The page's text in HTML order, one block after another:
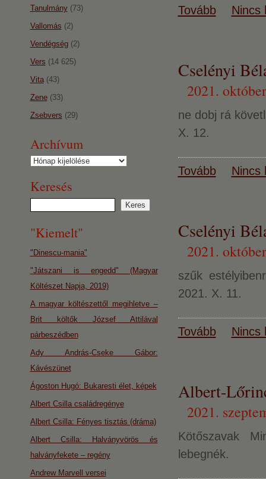
Tovább Nincs
Cselényi
2021.
ne dobj rá
X. 12.
Tovább Nincs
Cselényi
2021.
szűk
2021. X. 11.
Tovább Nincs
Albert-
2021.
Kötőszavak
lebegnék.
Tanulmány(73)
Vallomás (2)
Vendégség(2)
Vers (14 625)
Vita(43)
Zene(33)
Zsebvers (29)
Archívum
Archívum
Keresés
"Kiemelt"
"Dinescu-mania"
"Játszani is engedd" (Magyar
Költészet Napja, 2019)
A magyar költészettől megihletve –
Brit költők József Attilával
párbeszédben
Ady András-Cseke Gábor:
Kávészünet
Ágoston Hugó: Bukaresti élet, képek
Albert Csilla családregénye
Albert Csilla: Fényes tisztás (dráma)
Albert Csilla: Halványvörös és
halványfekete – regény
Andrew Marvell versei